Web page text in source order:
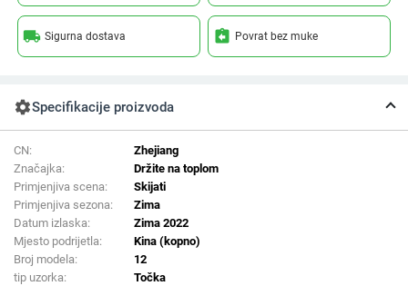
local_shipping Sigurna dostava assignment_return Povrat bez muke
settingsSpecifikacije proizvoda
CN:
Zhejiang
Značajka:
Držite na toplom
Primjenjiva scena:
Skijati
Primjenjiva sezona:
Zima
Datum izlaska:
Zima 2022
Mjesto podrijetla:
Kina (kopno)
Broj modela:
12
tip uzorka:
Točka